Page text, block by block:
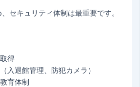
セキュリティ体制は最重要です。
得
入退館管理、防犯カメラ）
育体制